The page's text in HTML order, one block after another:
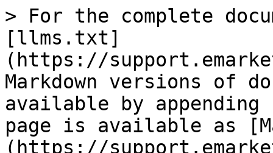
> For the complete
[llms.txt]
(https://
Markdown versions of
available by
page is available as
(https://